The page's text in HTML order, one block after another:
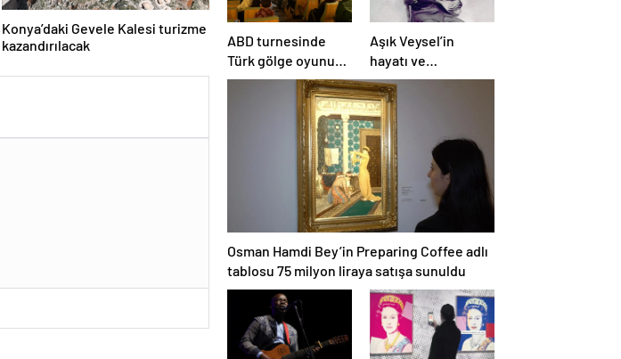
Konya’daki Gevele Kalesi turizme
kazandırılacak
ABD turnesinde
Türk gölge oyunu
Karagöz, çocukları
Aşık Veysel’in
hayatı ve
eserlerinin yer
aldığı web portalı
hizmete girdi
Osman Hamdi Bey’in Preparing Coffee adlı
tablosu 75 milyon liraya satışa sunuldu